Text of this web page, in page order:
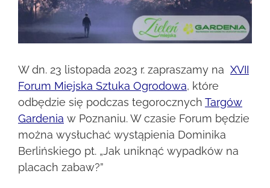
W dn. 23 listopada 2023 r. zapraszamy na XVII
Forum Miejska Sztuka Ogrodowa, które
odbędzie się podczas tegorocznych Targów
Gardenia w Poznaniu. W czasie Forum będzie
można wysłuchać wystąpienia Dominika
Berlińskiego pt. „Jak uniknąć wypadków na
placach zabaw?”